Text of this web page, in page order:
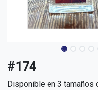
#174
Disponible en 3 tamaños